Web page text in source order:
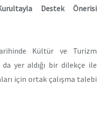
Destek Önerisi
Kültür ve Turizm
da yer aldığı bir dilekçe ile
için ortak çalışma talebi